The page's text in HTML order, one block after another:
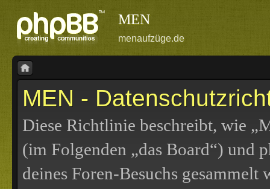
MEN
menaufzüge.de
MEN -
Diese Richtlinie beschreibt, wie
(im Folgenden „das Board“) und
deines Foren-Besuchs gesammelt